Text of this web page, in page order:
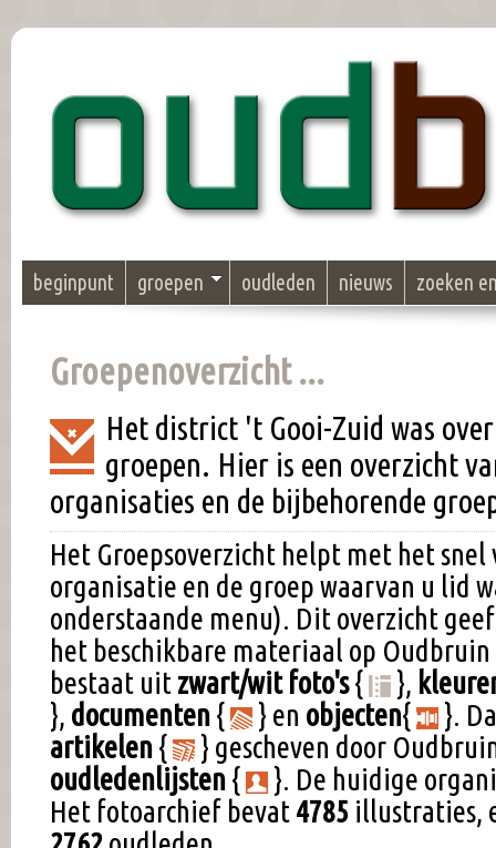
beginpunt groepen oudleden nieuws zoeken
Groepenoverzicht ...
Het district 't Gooi-Zuid was
groepen. Hier is een overzicht
organisaties en de bijbehorende
Het Groepsoverzicht helpt met het snel
organisatie en de groep waarvan u lid
onderstaande menu). Dit overzicht
het beschikbare materiaal op
bestaat uit zwart/wit foto's{ },
}, documenten{ } en objecten{
}.
artikelen{
} gescheven door
oudledenlijsten{
}. De huidige
Het fotoarchief bevat 4785 illustraties,